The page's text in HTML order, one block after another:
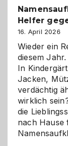
Helfer
16. April 2026
Wieder ein
diesem
In
Jacken,
verdächtig
wirklich
die
nach Hause